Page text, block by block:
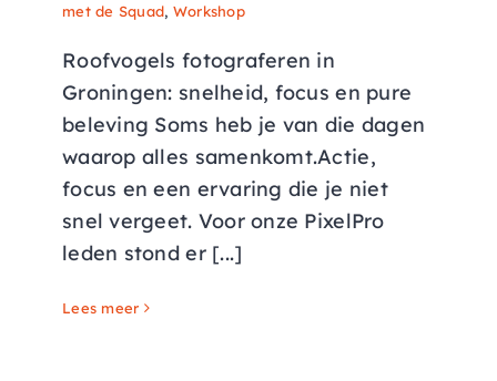
met de Squad, Workshop
Roofvogels fotograferen in
Groningen: snelheid, focus en pure
beleving Soms heb je van die dagen
waarop alles samenkomt.Actie,
focus en een ervaring die je niet
snel vergeet. Voor onze PixelPro
leden stond er [...]
Lees meer